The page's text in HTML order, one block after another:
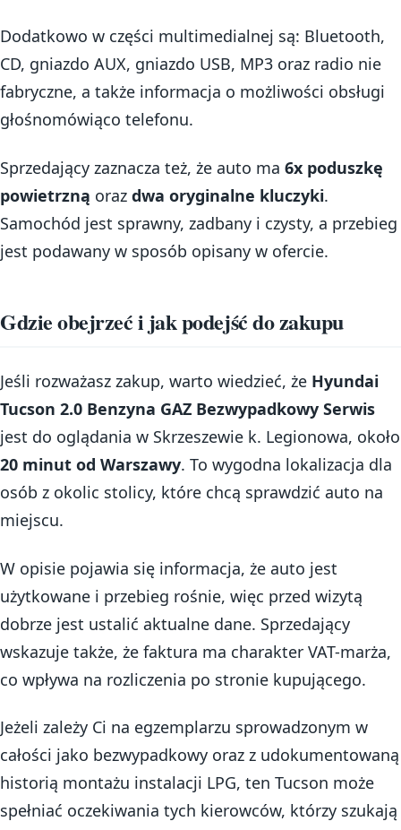
Dodatkowo w części multimedialnej są: Bluetooth,
CD, gniazdo AUX, gniazdo USB, MP3 oraz radio nie
fabryczne, a także informacja o możliwości obsługi
głośnomówiąco telefonu.
Sprzedający zaznacza też, że auto ma 6x poduszkę
powietrzną oraz dwa oryginalne kluczyki.
Samochód jest sprawny, zadbany i czysty, a przebieg
jest podawany w sposób opisany w ofercie.
Gdzie obejrzeć i jak podejść do zakupu
Jeśli rozważasz zakup, warto wiedzieć, że Hyundai
Tucson 2.0 Benzyna GAZ Bezwypadkowy Serwis
jest do oglądania w Skrzeszewie k. Legionowa, około
20 minut od Warszawy. To wygodna lokalizacja dla
osób z okolic stolicy, które chcą sprawdzić auto na
miejscu.
W opisie pojawia się informacja, że auto jest
użytkowane i przebieg rośnie, więc przed wizytą
dobrze jest ustalić aktualne dane. Sprzedający
wskazuje także, że faktura ma charakter VAT-marża,
co wpływa na rozliczenia po stronie kupującego.
Jeżeli zależy Ci na egzemplarzu sprowadzonym w
całości jako bezwypadkowy oraz z udokumentowaną
historią montażu instalacji LPG, ten Tucson może
spełniać oczekiwania tych kierowców, którzy szukają